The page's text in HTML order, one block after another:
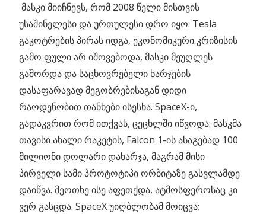
მასკი მიიჩნევს, რომ 2008 წელი მისთვის
უსაშინელესი და ურთულესი დრო იყო: Tesla
გაკოტრების პირას იდგა, ეკონომიკური კრიზისის
გამო ფული არ იშოვებოდა, მასკი მეუღლეს
გაშორდა და საცხოვრებელი ხარჯების
დასაფარავად მეგობრებისაგან დიდი
რაოდენობით თანხები ისესხა. SpaceX-ი,
გადაკვრით რომ ითქვას, ცეცხლში იწვოდა: მასკმა
თავისი ახალი რაკეტის, Falcon 1-ის ასაგებად 100
მილიონი დოლარი დახარჯა, მაგრამ მისი
პირველი სამი პროტოტიპი ორბიტაზე გასვლამდე
დაიწვა. მეოთხე ისე აფეთქდა, ატმოსფეროსაც კი
ვერ გასცდა. SpaceX უიღბლობამ მოიცვა;